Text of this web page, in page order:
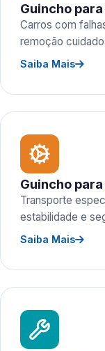
Guincho
Carros com
remoção
Saiba Mais
Guincho
Transporte
estabilidade e
Saiba Mais